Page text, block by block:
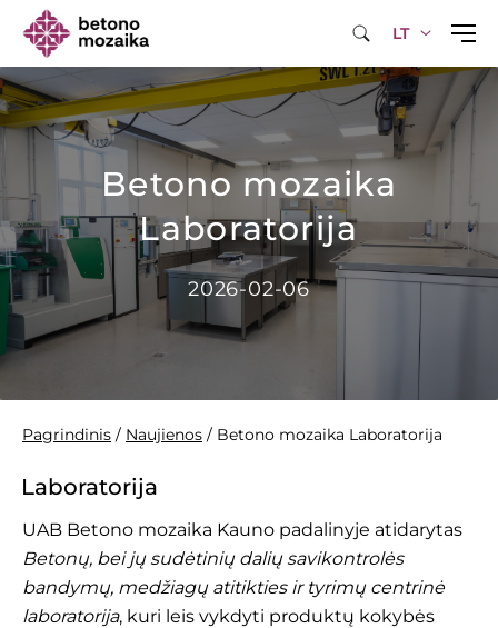
LT
Betono mozaika
Laboratorija
2026-02-06
Pagrindinis / Naujienos / Betono mozaika Laboratorija
Laboratorija
UAB Betono mozaika Kauno padalinyje atidarytas
Betonų, bei jų sudėtinių dalių savikontrolės
bandymų, medžiagų atitikties ir tyrimų centrinė
laboratorija, kuri leis vykdyti produktų kokybės